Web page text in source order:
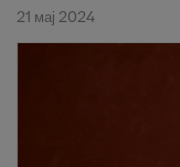
21 мај 2024